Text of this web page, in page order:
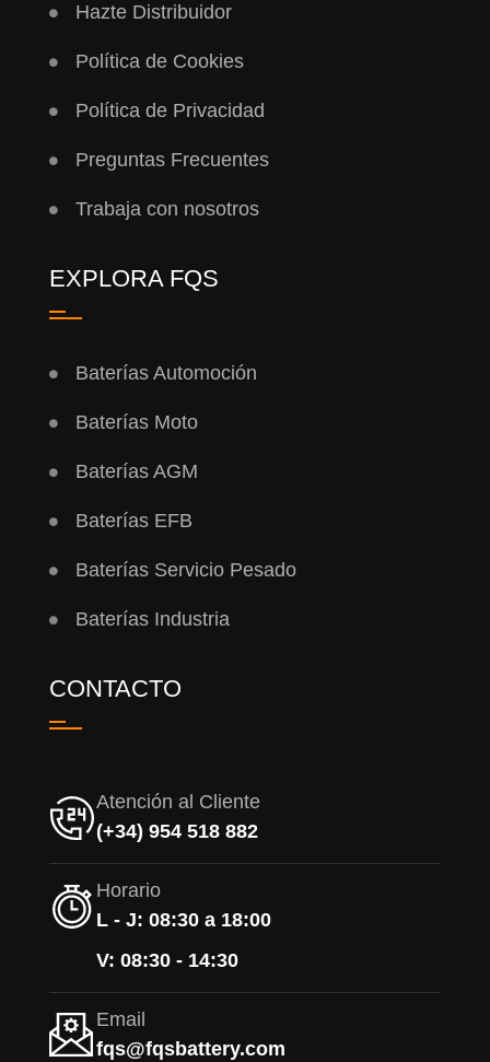
Hazte Distribuidor
Política de Cookies
Política de Privacidad
Preguntas Frecuentes
Trabaja con nosotros
EXPLORA FQS
Baterías Automoción
Baterías Moto
Baterías AGM
Baterías EFB
Baterías Servicio Pesado
Baterías Industria
CONTACTO
Atención al Cliente
(+34) 954 518 882
Horario
L - J: 08:30 a 18:00
V: 08:30 - 14:30
Email
fqs@fqsbattery.com